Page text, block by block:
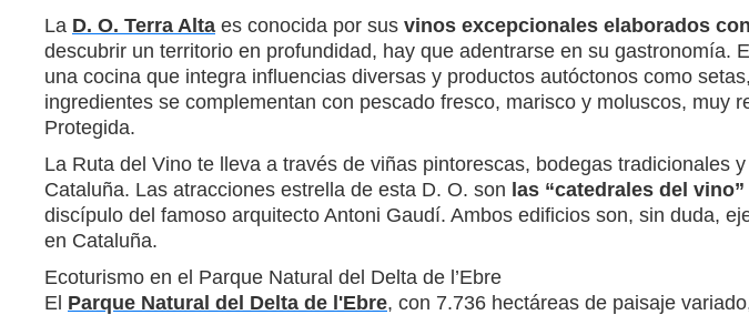
La D. O. Terra Alta es conocida por sus vinos excepcionales elaborados
descubrir un territorio en profundidad, hay que adentrarse en su
una cocina que integra influencias diversas y productos autóctonos como
ingredientes se complementan con pescado fresco, marisco y moluscos,
Protegida.
La Ruta del Vino te lleva a través de viñas pintorescas, bodegas
Cataluña. Las atracciones estrella de esta D. O. son las “catedrales del
discípulo del famoso arquitecto Antoni Gaudí. Ambos edificios son, sin duda,
en Cataluña.
Ecoturismo en el Parque Natural del Delta de l’Ebre
El Parque Natural del Delta de l'Ebre, con 7.736 hectáreas de paisaje